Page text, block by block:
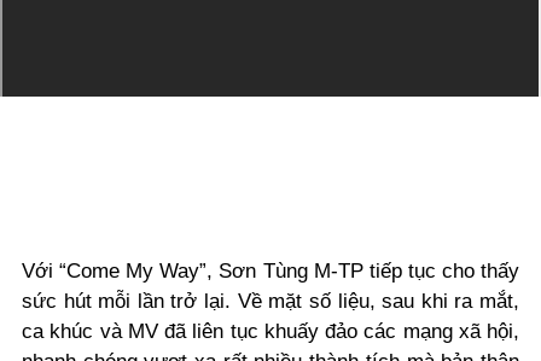
Với “Come My Way”, Sơn Tùng M-TP tiếp tục cho thấy
sức hút mỗi lần trở lại. Về mặt số liệu, sau khi ra mắt,
ca khúc và MV đã liên tục khuấy đảo các mạng xã hội,